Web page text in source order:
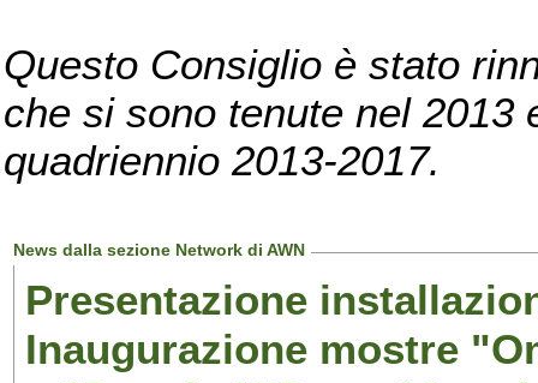
Questo Consiglio è stato
che si sono tenute nel 2013
quadriennio 2013-2017.
News dalla sezione Network di AWN
Presentazione
Inaugurazione mostre